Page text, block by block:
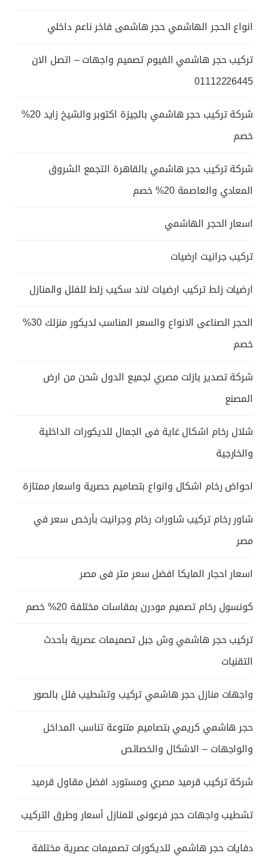
انواع الحجر الهاشمي حجر هاشمى فاخر ناعم داخلي
تركيب حجر هاشمي الفيوم تصميم واجهات – اتصل الان
01112226445
شركة تركيب حجر هاشمي بالجيزة اكتوبر والشيخ زايد 20%
خصم
شركة تركيب حجر هاشمي بالقاهرة التجمع الشروق
المعادي والعاصمة 20% خصم
اسعار الحجر الهاشمي
تركيب جرانيت ارضيات
ارضيات زلط تركيب ارضيات لاند سكيب زلط للفلل والمنازل
الحجر الصناعى الانواع والسعر المناسب لديكور منزلك 30%
خصم
شركة تصدير بازلت مصري لجميع الدول شحن من ارض
المصنع
شلال رخام اشكال غاية فى الجمال للديكورات الداخلية
والخارجية
احواض رخام اشكال وانواع بتصاميم حصرية واسعار ممتازة
شاور رخام تركيب شاورات رخام وجرانيت بأرخص سعر في
مصر
اسعار احجار المايكا افضل سعر متر فى مصر
كونسول رخام تصميم مودرن بمقاسات مختلفة 20% خصم
تركيب حجر هاشمي وش جبل تصميمات عصرية بأحدث
التقنيات
واجهات منازل حجر هاشمي تركيب وتشطيب فلل بالصور
حجر هاشمي كريمي بتصاميم متنوعة تناسب المداخل
والواجهات – الاشكال والخصائص
شركة تركيب قرميد مصري ومستورد افضل مقاول قرميد
تشطيب واجهات حجر فرعونى للمنازل أسعار وطرق التركيب
دفايات حجر هاشمي للديكورات تصميمات عصرية مختلفة